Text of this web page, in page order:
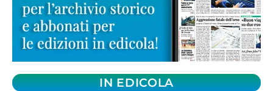
IN EDICOLA